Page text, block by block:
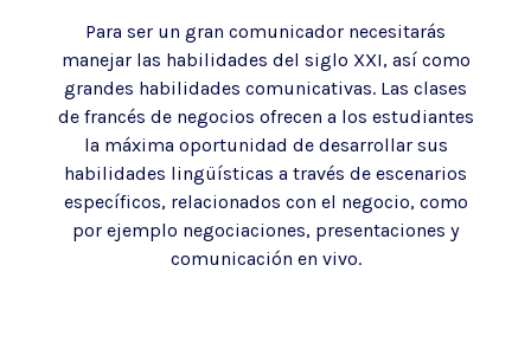
Para ser un gran comunicador necesitarás
manejar las habilidades del siglo XXI, así como
grandes habilidades comunicativas. Las clases
de francés de negocios ofrecen a los estudiantes
la máxima oportunidad de desarrollar sus
habilidades lingüísticas a través de escenarios
específicos, relacionados con el negocio, como
por ejemplo negociaciones, presentaciones y
comunicación en vivo.